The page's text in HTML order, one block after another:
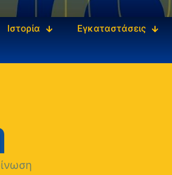
Ιστορία Εγκαταστάσεις